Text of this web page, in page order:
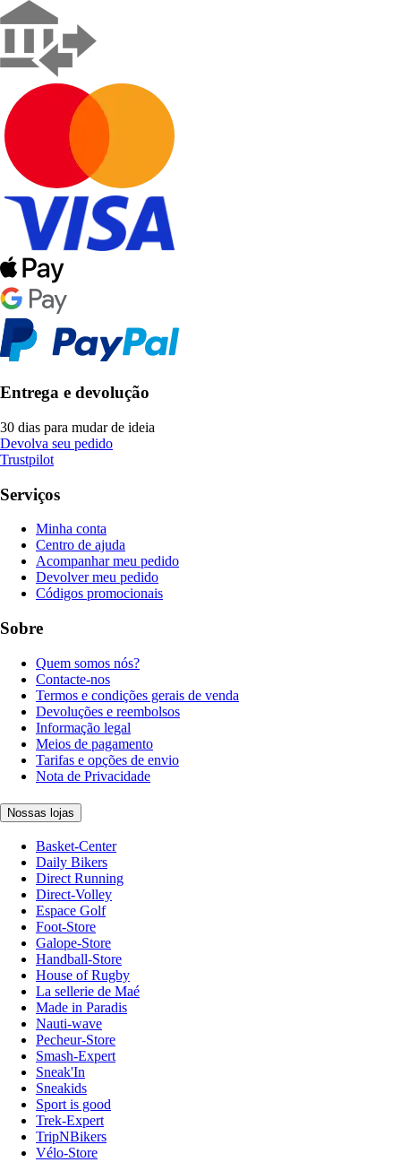
Entrega e devolução
30 dias para mudar de ideia
Devolva seu pedido
Trustpilot
Serviços
Minha conta
Centro de ajuda
Acompanhar meu pedido
Devolver meu pedido
Códigos promocionais
Sobre
Quem somos nós?
Contacte-nos
Termos e condições gerais de venda
Devoluções e reembolsos
Informação legal
Meios de pagamento
Tarifas e opções de envio
Nota de Privacidade
Nossas lojas
Basket-Center
Daily Bikers
Direct Running
Direct-Volley
Espace Golf
Foot-Store
Galope-Store
Handball-Store
House of Rugby
La sellerie de Maé
Made in Paradis
Nauti-wave
Pecheur-Store
Smash-Expert
Sneak'In
Sneakids
Sport is good
Trek-Expert
TripNBikers
Vélo-Store